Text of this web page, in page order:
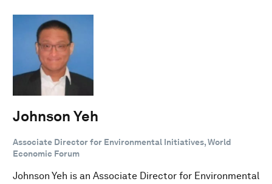
Johnson Yeh
Associate Director for Environmental Initiatives, World
Economic Forum
Johnson Yeh is an Associate Director for Environmental